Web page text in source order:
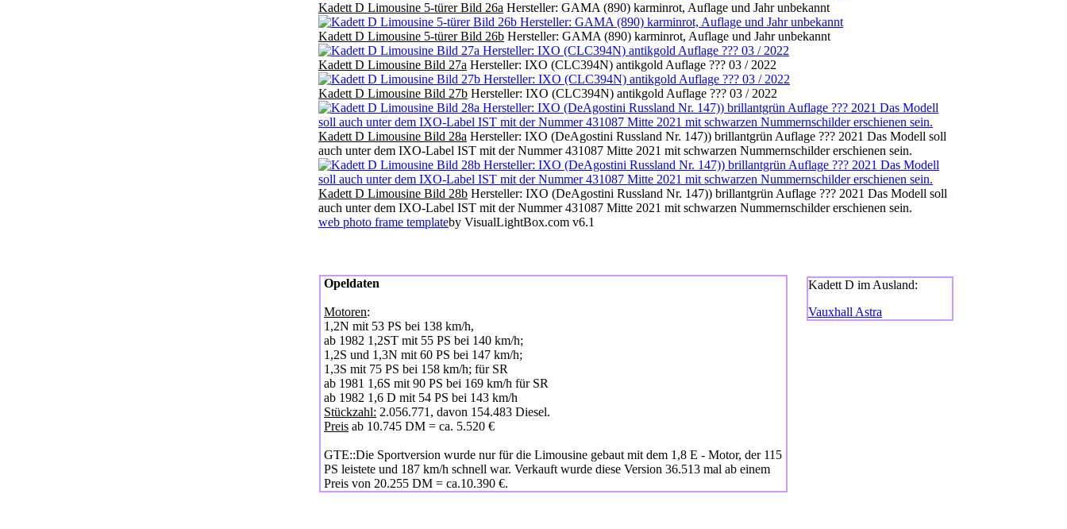
Kadett D Limousine 5-türer Bild 26a Hersteller: GAMA (890) karminrot, Auflage und Jahr unbekannt
Kadett D Limousine 5-türer Bild 26b Hersteller: GAMA (890) karminrot, Auflage und Jahr unbekannt
Kadett D Limousine Bild 27a Hersteller: IXO (CLC394N) antikgold Auflage ??? 03 / 2022
Kadett D Limousine Bild 27b Hersteller: IXO (CLC394N) antikgold Auflage ??? 03 / 2022
Kadett D Limousine Bild 28a Hersteller: IXO (DeAgostini Russland Nr. 147)) brillantgrün Auflage ??? 2021 Das Modell soll
auch unter dem IXO-Label IST mit der Nummer 431087 Mitte 2021 mit schwarzen Nummernschilder erschienen sein.
Kadett D Limousine Bild 28b Hersteller: IXO (DeAgostini Russland Nr. 147)) brillantgrün Auflage ??? 2021 Das Modell soll
auch unter dem IXO-Label IST mit der Nummer 431087 Mitte 2021 mit schwarzen Nummernschilder erschienen sein.
web photo frame templateby VisualLightBox.com v6.1
Opeldaten
Motoren:
1,2N mit 53 PS bei 138 km/h,
ab 1982 1,2ST mit 55 PS bei 140 km/h;
1,2S und 1,3N mit 60 PS bei 147 km/h;
1,3S mit 75 PS bei 158 km/h; für SR
ab 1981 1,6S mit 90 PS bei 169 km/h für SR
ab 1982 1,6 D mit 54 PS bei 143 km/h
Stückzahl: 2.056.771, davon 154.483 Diesel.
Preis ab 10.745 DM = ca. 5.520 €
GTE::Die Sportversion wurde nur für die Limousine gebaut mit dem 1,8 E - Motor, der 115
PS leistete und 187 km/h schnell war. Verkauft wurde diese Version 36.513 mal ab einem
Preis von 20.255 DM = ca.10.390 €.
Kadett D im Ausland:
Vauxhall Astra